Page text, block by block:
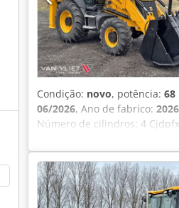
Condição: novo, potência: 68
06/2026, Ano de fabrico: 2026
Número de cilindros: 4
Dimensões (C x L x A): 565 x
Sem limites. A Van Vliet é o
Oferecemos suporte com
de formações (locais).